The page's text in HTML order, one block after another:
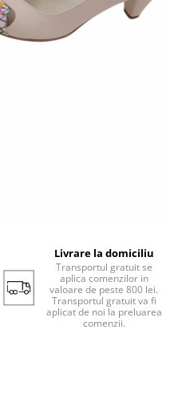
Livrare la domiciliu
Transportul gratuit se
aplica comenzilor in
valoare de peste 800 lei.
Transportul gratuit va fi
aplicat de noi la preluarea
comenzii.